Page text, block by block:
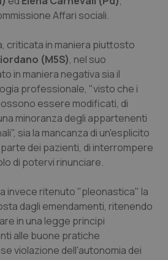
di Bolzano
di Trento
Scompenso
& Rettocolite Ulcerosa
Affari sociali.
criticata in maniera piuttosto
(M5S), nel suo
in maniera negativa sia il
professionale, "visto che i
essere modificati, di
minoranza degli appartenenti
sia la mancanza di un'esplicito
dei pazienti, di interrompere
di potervi rinunciare.
invece ritenuto "pleonastica" la
dagli emendamenti, ritenendo
in una legge principi
alle buone pratiche
violazione dell'autonomia dei